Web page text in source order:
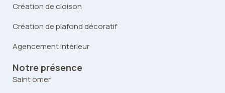
Création de cloison
Création de plafond décoratif
Agencement intérieur
Notre présence
Saint omer